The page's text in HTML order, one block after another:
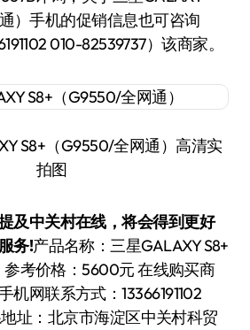
）手机的促销信息也可咨询
010-82539737）该商家。
S8+（G9550/全网通）高清实
拍图
及中关村在线，将会得到更好
务!产品名称：三星GALAXY S8+
参考价格：5600元 在线购买商
机网联系方式：13366191102
址：北京市海淀区中关村科贸